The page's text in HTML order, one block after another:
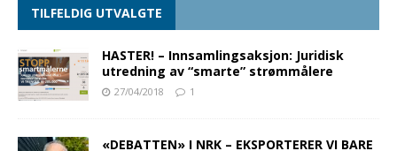
TILFELDIG UTVALGTE
HASTER! – Innsamlingsaksjon: Juridisk
utredning av “smarte” strømmålere
27/04/2018 1
«DEBATTEN» I NRK – EKSPORTERER VI BARE